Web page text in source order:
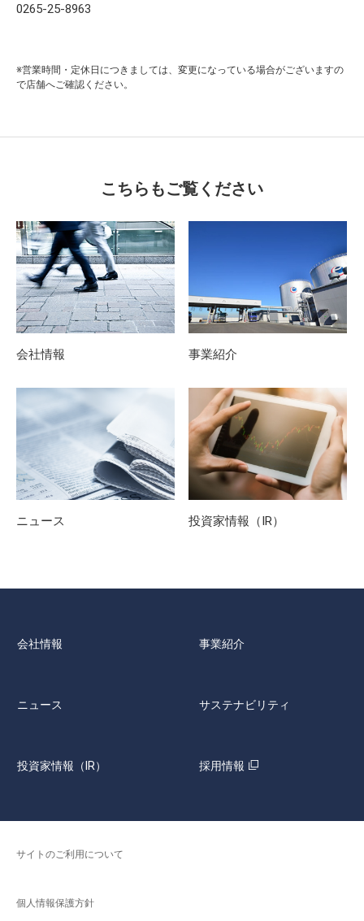
0265-25-8963
※営業時間・定休日につきましては、変更になっている場合がございますの
で店舗へご確認ください。
こちらもご覧ください
会社情報 事業紹介
ニュース 投資家情報（IR）
会社情報 事業紹介
ニュース サステナビリティ
投資家情報（IR） 採用情報
サイトのご利用について
個人情報保護方針